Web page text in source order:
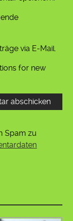
via E-Mail.
for new
Spam zu